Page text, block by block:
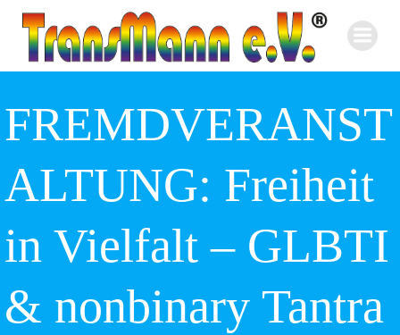
Inhalt
springen
FREMDVERANST
ALTUNG: Freiheit
in Vielfalt – GLBTI
& nonbinary Tantra